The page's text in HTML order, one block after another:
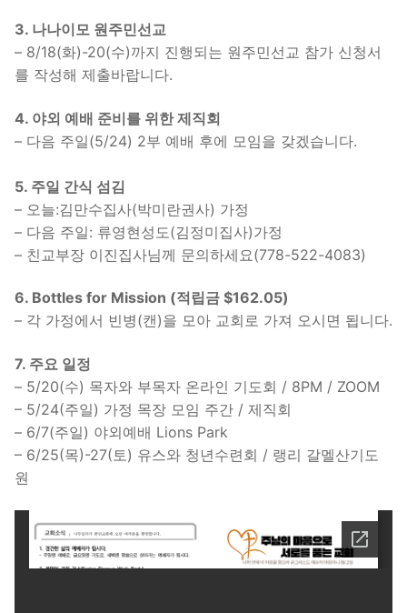
3. 나나이모 원주민선교
– 8/18(화)-20(수)까지 진행되는 원주민선교 참가 신청서
를 작성해 제출바랍니다.
4. 야외 예배 준비를 위한 제직회
– 다음 주일(5/24) 2부 예배 후에 모임을 갖겠습니다.
5. 주일 간식 섬김
– 오늘:김만수집사(박미란권사) 가정
– 다음 주일: 류영현성도(김정미집사)가정
– 친교부장 이진집사님께 문의하세요(778-522-4083)
6. Bottles for Mission (적립금 $162.05)
– 각 가정에서 빈병(캔)을 모아 교회로 가져 오시면 됩니다.
7. 주요 일정
– 5/20(수) 목자와 부목자 온라인 기도회 / 8PM / ZOOM
– 5/24(주일) 가정 목장 모임 주간 / 제직회
– 6/7(주일) 야외예배 Lions Park
– 6/25(목)-27(토) 유스와 청년수련회 / 랭리 갈멜산기도
원